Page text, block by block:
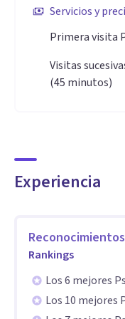
amplia gama de
Clínica, Psicoterapia
Psicología Clínica y
de tu mente, usando
desbloquear
permite superar las
crecimiento personal.
Servicios y
Primera visita
Visitas
(45 minutos)
Experiencia
Rankings
Los 6 mejores
Los 10 mejores